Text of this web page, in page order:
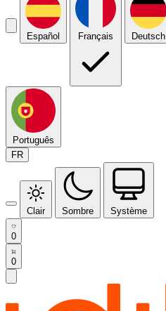
Español Français Deutsch
Português
FR
Clair Sombre Système
0
0